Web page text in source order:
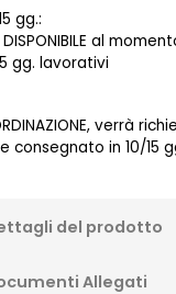
gg.:
al
gg. lavorativi
verrà
consegnato in 10/15
del prodotto
Allegati